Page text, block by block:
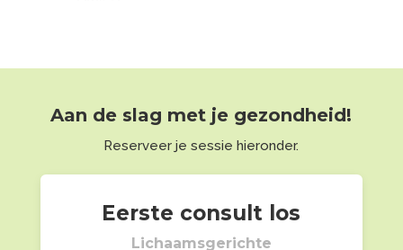
Aan de slag met je gezondheid!
Reserveer je sessie hieronder.
Eerste consult los
Lichaamsgerichte